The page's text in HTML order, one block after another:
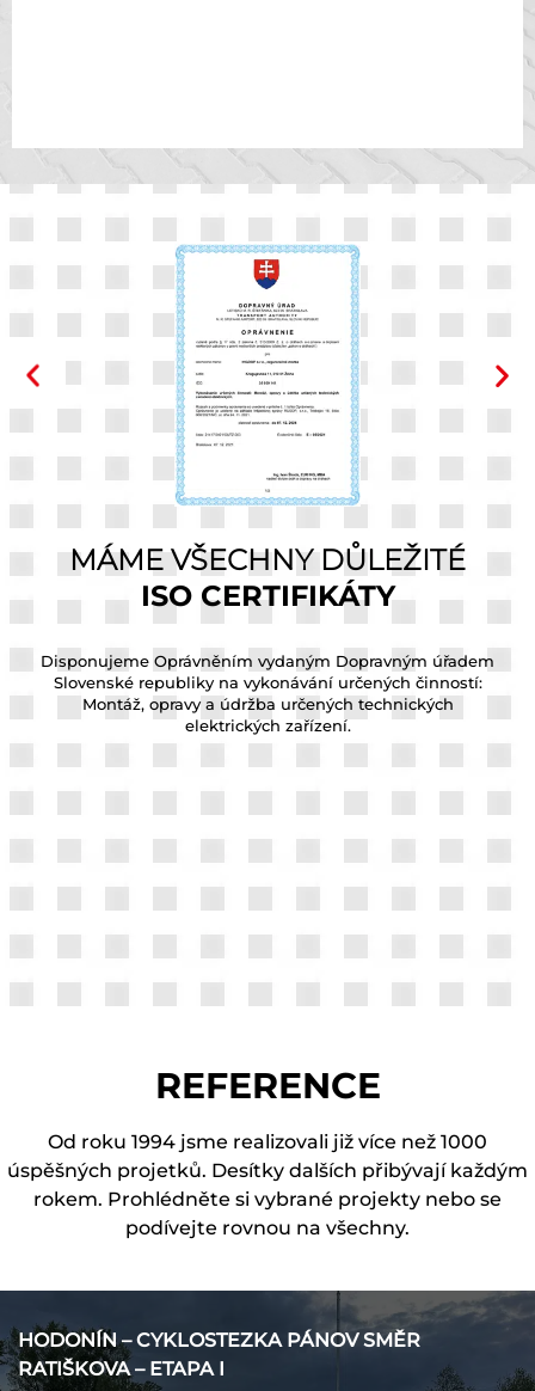
MÁME VŠECHNY DŮLEŽITÉ
ISO CERTIFIKÁTY
Disponujeme Oprávněním vydaným Dopravným úřadem
Slovenské republiky na vykonávání určených činností:
Montáž, opravy a údržba určených technických
elektrických zařízení.
REFERENCE
Od roku 1994 jsme realizovali již více než 1000
úspěšných projetků. Desítky dalších přibývají každým
rokem. Prohlédněte si vybrané projekty nebo se
podívejte rovnou na všechny.
HODONÍN – CYKLOSTEZKA PÁNOV SMĚR
RATIŠKOVA – ETAPA I